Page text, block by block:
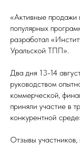
«Активные продажи
популярных
разработал
Уральской ТПП».
Два дня 13-14
руководством
коммерческой,
приняли участие в
конкурентной
Отзывы